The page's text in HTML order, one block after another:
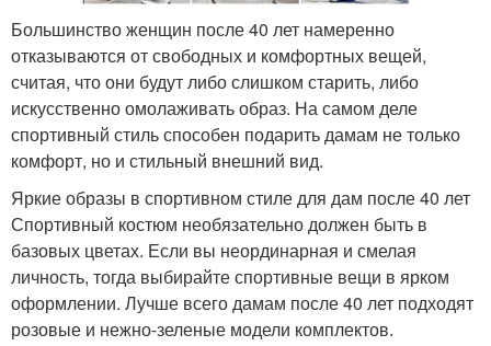
Большинство женщин после 40 лет намеренно
отказываются от свободных и комфортных вещей,
считая, что они будут либо слишком старить, либо
искусственно омолаживать образ. На самом деле
спортивный стиль способен подарить дамам не только
комфорт, но и стильный внешний вид.
Яркие образы в спортивном стиле для дам после 40 лет
Спортивный костюм необязательно должен быть в
базовых цветах. Если вы неординарная и смелая
личность, тогда выбирайте спортивные вещи в ярком
оформлении. Лучше всего дамам после 40 лет подходят
розовые и нежно-зеленые модели комплектов.